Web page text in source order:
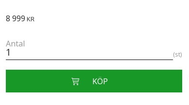
8 999 KR
Antal
st